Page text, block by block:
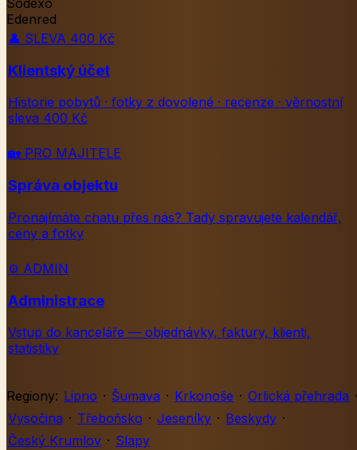
Sodexo
Edenred
👤 SLEVA 400 Kč
Klientský účet
Historie pobytů · fotky z dovolené · recenze · věrnostní
sleva 400 Kč
🏡 PRO MAJITELE
Správa objektu
Pronajímáte chatu přes nás? Tady spravujete kalendář,
ceny a fotky
⚙️ ADMIN
Administrace
Vstup do kanceláře — objednávky, faktury, klienti,
statistiky
Regiony: Lipno · Šumava · Krkonoše · Orlická přehrada ·
Vysočina · Třeboňsko · Jeseníky · Beskydy ·
Český Krumlov · Slapy